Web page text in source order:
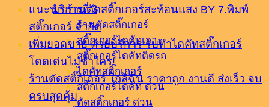
บริการที่ 3
ร้านตัดสติ๊กเกอร์
สติ๊กเกอร์ไดคัทเจาะ
สติ๊กเกอร์ไดคัทติดรถ
ไดคัทสติ๊กเกอร์
สติ๊กเกอร์ไดคัท ด่วน
ตัดสติ๊กเกอร์ ด่วน
แนะนำ ร้านตัดสติ๊กเกอร์สะท้อนแสง BY 7.พิมพ์
สติ๊กเกอร์ จำกัด
เพิ่มยอดขาย ด้วยบริการ รับทำไดคัทสติ๊กเกอร์
โดดเด่นไม่ซ้ำใคร!
ร้านตัดสติ๊กเกอร์ ใกล้ฉัน ราคาถูก งานดี ส่งเร็ว จบ
ครบสุดคุ้ม